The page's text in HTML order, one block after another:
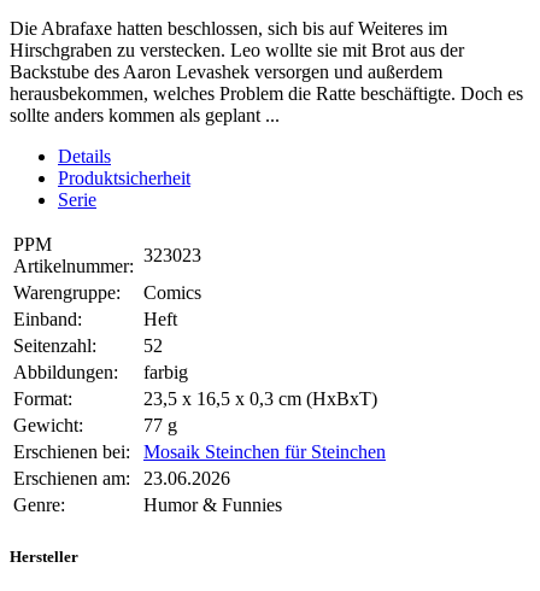
Die Abrafaxe hatten beschlossen, sich bis auf Weiteres im
Hirschgraben zu verstecken. Leo wollte sie mit Brot aus der
Backstube des Aaron Levashek versorgen und außerdem
herausbekommen, welches Problem die Ratte beschäftigte. Doch es
sollte anders kommen als geplant ...
Details
Produktsicherheit
Serie
PPM
Artikelnummer:
323023
Warengruppe:
Comics
Einband:
Heft
Seitenzahl:
52
Abbildungen:
farbig
Format:
23,5 x 16,5 x 0,3 cm (HxBxT)
Gewicht:
77 g
Erschienen bei:
Mosaik Steinchen für Steinchen
Erschienen am:
23.06.2026
Genre:
Humor & Funnies
Hersteller